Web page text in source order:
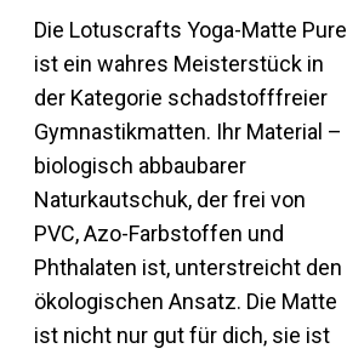
Die Lotuscrafts Yoga-Matte Pure
ist ein wahres Meisterstück in
der Kategorie schadstofffreier
Gymnastikmatten. Ihr Material –
biologisch abbaubarer
Naturkautschuk, der frei von
PVC, Azo-Farbstoffen und
Phthalaten ist, unterstreicht den
ökologischen Ansatz. Die Matte
ist nicht nur gut für dich, sie ist